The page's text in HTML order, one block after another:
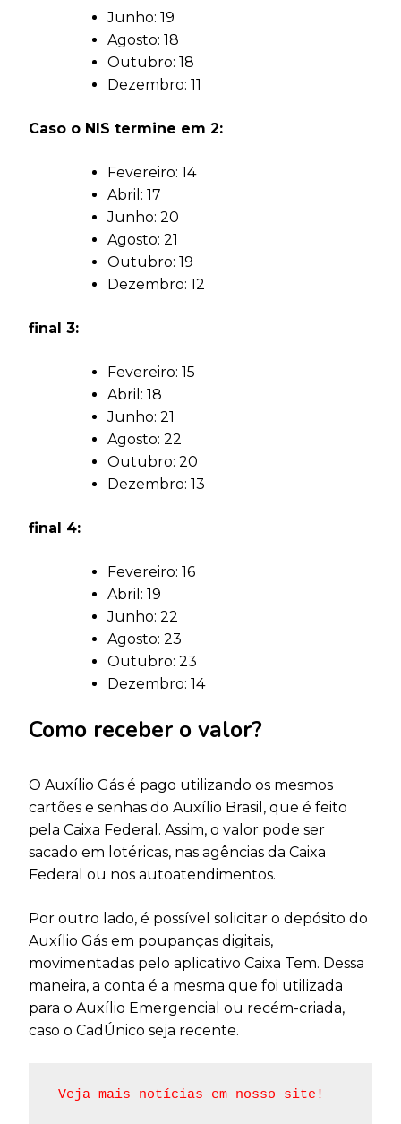
Junho: 19
Agosto: 18
Outubro: 18
Dezembro: 11
Caso o NIS termine em 2:
Fevereiro: 14
Abril: 17
Junho: 20
Agosto: 21
Outubro: 19
Dezembro: 12
final 3:
Fevereiro: 15
Abril: 18
Junho: 21
Agosto: 22
Outubro: 20
Dezembro: 13
final 4:
Fevereiro: 16
Abril: 19
Junho: 22
Agosto: 23
Outubro: 23
Dezembro: 14
Como receber o valor?
O Auxílio Gás é pago utilizando os mesmos
cartões e senhas do Auxílio Brasil, que é feito
pela Caixa Federal. Assim, o valor pode ser
sacado em lotéricas, nas agências da Caixa
Federal ou nos autoatendimentos.
Por outro lado, é possível solicitar o depósito do
Auxílio Gás em poupanças digitais,
movimentadas pelo aplicativo Caixa Tem. Dessa
maneira, a conta é a mesma que foi utilizada
para o Auxílio Emergencial ou recém-criada,
caso o CadÚnico seja recente.
Veja mais notícias em nosso site!